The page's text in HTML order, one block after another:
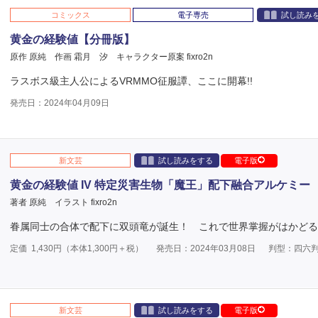
コミックス 電子専売 試し読み
黄金の経験値【分冊版】
原作 原純 作画 霜月 汐 キャラクター原案 fixro2n
ラスボス級主人公によるVRMMO征服譚、ここに開幕!!
発売日：2024年04月09日
新文芸 試し読みをする 電子版
黄金の経験値 IV 特定災害生物「魔王」配下融合アルケミー
著者 原純 イラスト fixro2n
眷属同士の合体で配下に双頭竜が誕生！ これで世界掌握がはかどる
定価 1,430円（本体1,300円＋税） 発売日：2024年03月08日 判型：四六判
新文芸 試し読みをする 電子版